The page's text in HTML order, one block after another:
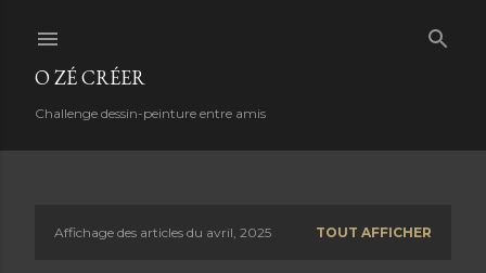
O ZÉ CRÉER
Challenge dessin-peinture entre amis
Affichage des articles du avril, 2025 TOUT AFFICHER